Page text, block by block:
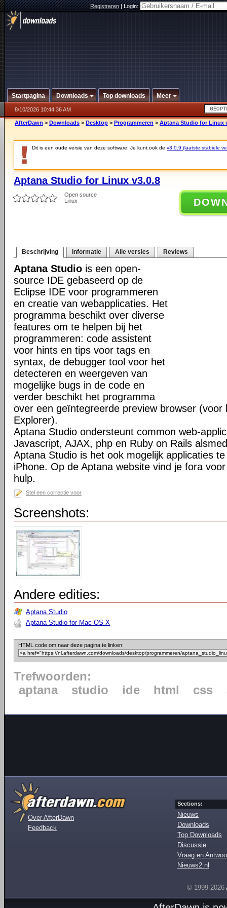
Registreren|Login:
Startpagina Downloads Top downloads Meer
8/10/2026 10:44:36 AM
AfterDawn > Downloads > Desktop > Programmeren > Aptana Studio for Linux
Dit is een oude versie van deze software. Je kunt ook de v3.0.9 (laatste stabiele
Aptana Studio for Linux v3.0.8
Open source
Linux
Beschrijving Informatie Alle versies Reviews
Aptana Studio is een open-
source IDE gebaseerd op de
Eclipse IDE voor programmeren
en creatie van webapplicaties. Het
programma beschikt over diverse
features om te helpen bij het
programmeren: code assistent
voor hints en tips voor tags en
syntax, de debugger tool voor het
detecteren en weergeven van
mogelijke bugs in de code en
verder beschikt het programma
over een geïntegreerde preview browser (voor
Explorer).
Aptana Studio ondersteunt common web-
Javascript, AJAX, php en Ruby on Rails
Aptana Studio is het ook mogelijk applicaties
iPhone. Op de Aptana website vind je fora
hulp.
Stel een correctie voor
Screenshots:
Andere edities:
Aptana Studio
Aptana Studio for Mac OS X
HTML code om naar deze pagina te linken:
Trefwoorden:
aptana
studio ide html css
Over AfterDawn
Feedback
Sections:
Nieuws
Downloads
Top Downloads
Discussie
Vraag en
Nieuws2.nl
© 1999-2026